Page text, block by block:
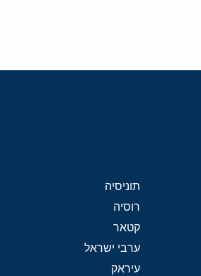
תוניסיה
רוסיה
קטאר
ערבי ישראל
עיראק